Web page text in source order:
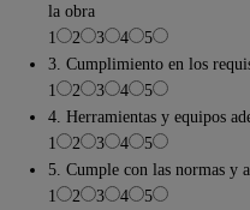
la obra
1
2 3 4
5
3. Cumplimiento en los
1
2 3 4
5
4. Herramientas y equipos
1
2 3 4
5
5. Cumple con las normas y
1
2 3 4
5